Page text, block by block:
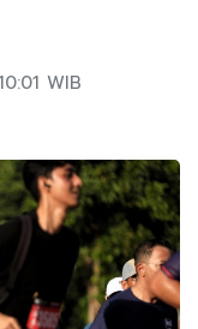
WIB